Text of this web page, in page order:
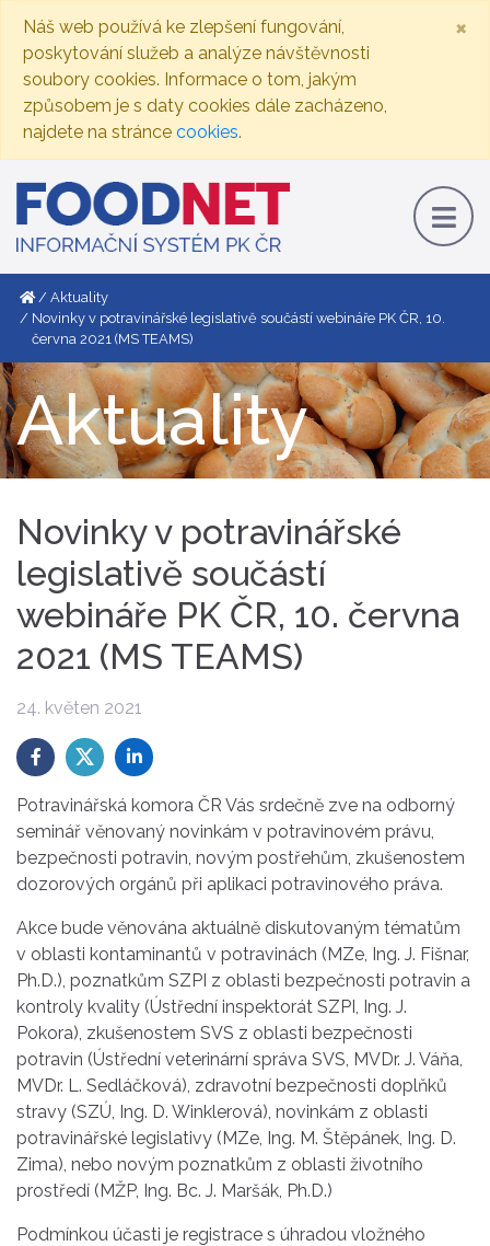
Náš web používá ke zlepšení fungování,
poskytování služeb a analýze návštěvnosti
soubory cookies. Informace o tom, jakým
způsobem je s daty cookies dále zacházeno,
najdete na stránce cookies.
×
Aktuality
Novinky v potravinářské legislativě součástí webináře PK ČR, 10.
června 2021 (MS TEAMS)
Aktuality
Novinky v potravinářské
legislativě součástí
webináře PK ČR, 10. června
2021 (MS TEAMS)
24. květen 2021
Potravinářská komora ČR Vás srdečně zve na odborný
seminář věnovaný novinkám v potravinovém právu,
bezpečnosti potravin, novým postřehům, zkušenostem
dozorových orgánů při aplikaci potravinového práva.
Akce bude věnována aktuálně diskutovaným tématům
v oblasti kontaminantů v potravinách (MZe, Ing. J. Fišnar,
Ph.D.), poznatkům SZPI z oblasti bezpečnosti potravin a
kontroly kvality (Ústřední inspektorát SZPI, Ing. J.
Pokora), zkušenostem SVS z oblasti bezpečnosti
potravin (Ústřední veterinární správa SVS, MVDr. J. Váňa,
MVDr. L. Sedláčková), zdravotní bezpečnosti doplňků
stravy (SZÚ, Ing. D. Winklerová), novinkám z oblasti
potravinářské legislativy (MZe, Ing. M. Štěpánek, Ing. D.
Zima), nebo novým poznatkům z oblasti životního
prostředí (MŽP, Ing. Bc. J. Maršák, Ph.D.)
Podmínkou účasti je registrace s úhradou vložného